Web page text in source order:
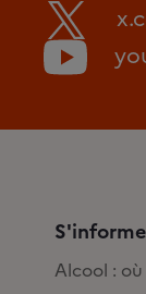
Alcool :